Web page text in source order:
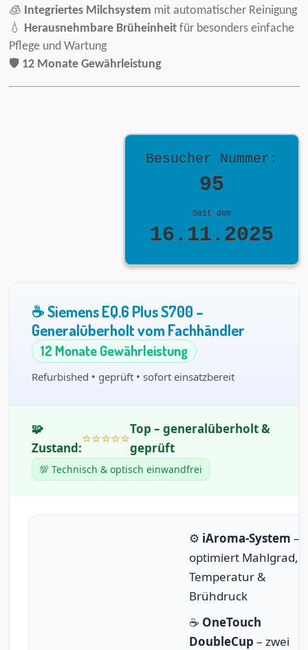
🧊
Integriertes Milchsystem mit automatischer Reinigung
💧
Herausnehmbare Brüheinheitfür besonders einfache
Pflege und Wartung
🛡️ 12 Monate Gewährleistung
Besucher Nummer:
95
Seit dem
16.11.2025
☕ Siemens EQ.6 Plus S700 –
Generalüberholt vom Fachhändler
12 Monate Gewährleistung
Refurbished • geprüft • sofort einsatzbereit
🧩
Zustand:
⭐️⭐️⭐️⭐️⭐️
Top – generalüberholt &
geprüft
💯 Technisch & optisch einwandfrei
⚙️ iAroma-System –
optimiert Mahlgrad,
Temperatur &
Brühdruck
☕ OneTouch
DoubleCup – zwei